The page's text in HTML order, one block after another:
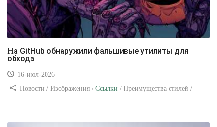
На GitHub обнаружили фальшивые утилиты для
обхода
16-июл-2026
Новости / Изображения / Ссылки / Преимущества стилей /